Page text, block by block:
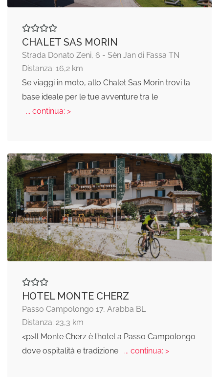
CHALET SAS MORIN
Strada Donato Zeni, 6 - Sèn Jan di Fassa TN
Distanza: 16,2 km
Se viaggi in moto, allo Chalet Sas Morin trovi la
base ideale per le tue avventure tra le
... continua: >
HOTEL MONTE CHERZ
Passo Campolongo 17, Arabba BL
Distanza: 23,3 km
<p>Il Monte Cherz è l’hotel a Passo Campolongo
dove ospitalità e tradizione
... continua: >